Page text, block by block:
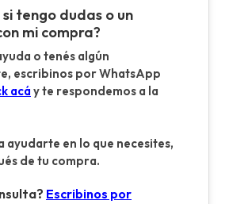
tengo dudas o un
mi compra?
o tenés algún
escribinos por WhatsApp
acá y te respondemos a la
ayudarte en lo que necesites,
de tu compra.
Escribinos por